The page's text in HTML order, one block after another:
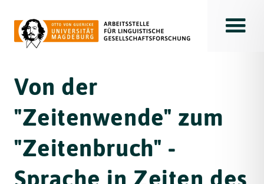
Von der
"Zeitenwende" zum
"Zeitenbruch" -
Sprache in Zeiten des